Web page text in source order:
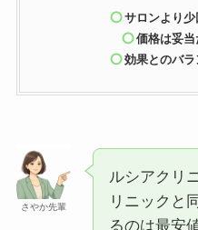
サロンより
価格は妥当
効果とのバ
さやか先輩
ルシアクリ
リニックと
るのは最安